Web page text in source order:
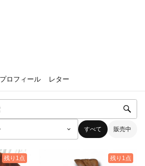
プロフィール レター
すべて 販売中
残り1点 残り1点